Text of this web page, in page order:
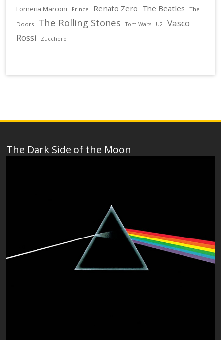
Forneria Marconi
Prince Renato Zero The Beatles
The
Doors
The Rolling Stones Tom Waits U2
Vasco
Rossi
Zucchero
The Dark Side of the Moon